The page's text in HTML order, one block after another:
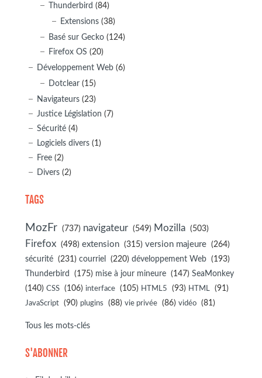
Thunderbird (84)
Extensions (38)
Basé sur Gecko (124)
Firefox OS (20)
Développement Web (6)
Dotclear (15)
Navigateurs (23)
Justice Législation (7)
Sécurité (4)
Logiciels divers (1)
Free (2)
Divers (2)
TAGS
MozFr (737) navigateur (549) Mozilla (503)
Firefox (498) extension (315) version majeure (264)
sécurité (231) courriel (220) développement Web (193)
Thunderbird (175) mise à jour mineure (147) SeaMonkey
(140) CSS (106) interface (105) HTML5 (93) HTML (91)
JavaScript (90) plugins (88) vie privée (86) vidéo (81)
Tous les mots-clés
S'ABONNER